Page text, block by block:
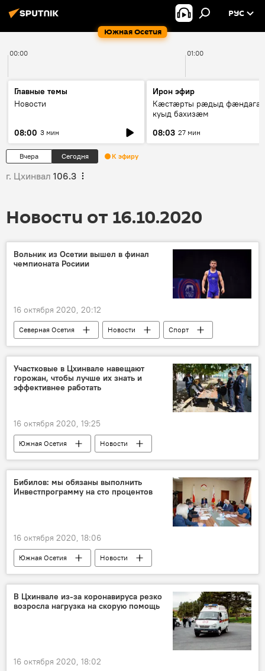
Южная Осетия
РУС
00:00 01:00
Главные темы
Новости
08:00 3 мин
Ирон эфир
Кæстæрты рæдыд
куыд бахизæм
08:03 27 мин
Вчера Сегодня К эфиру
г. Цхинвал 106.3
Новости от 16.10.2020
Вольник из Осетии вышел в финал
чемпионата Росиии
16 октября 2020, 20:12
Северная Осетия Новости Спорт
Участковые в Цхинвале навещают
горожан, чтобы лучше их знать и
эффективнее работать
16 октября 2020, 19:25
Южная Осетия Новости
Бибилов: мы обязаны выполнить
Инвестпрограмму на сто процентов
16 октября 2020, 18:06
Южная Осетия Новости
В Цхинвале из-за коронавируса резко
возросла нагрузка на скорую помощь
16 октября 2020, 18:02